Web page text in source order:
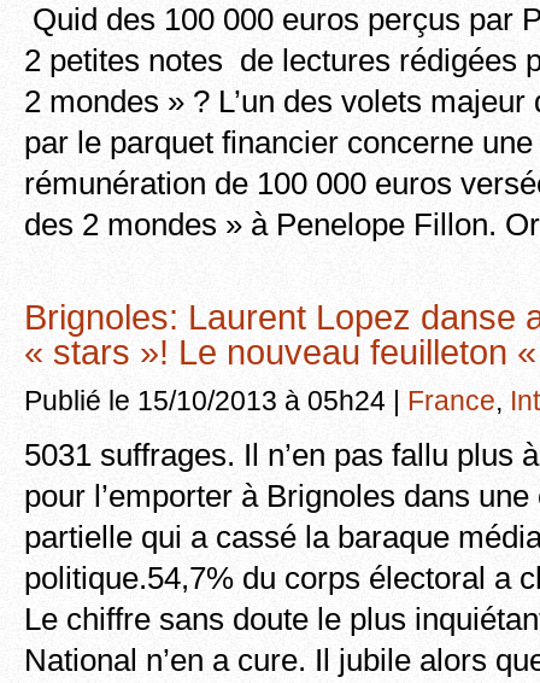
Quid des 100 000 euros perçus par
2 petites notes de lectures rédigées
2 mondes » ? L’un des volets majeur
par le parquet financier concerne
rémunération de 100 000 euros
des 2 mondes » à Penelope Fillon.
Brignoles: Laurent Lopez danse
« stars »! Le nouveau feuilleton
Publié le 15/10/2013 à 05h24 | France,
5031 suffrages. Il n’en pas fallu plus
pour l’emporter à Brignoles dans
partielle qui a cassé la baraque
politique.54,7% du corps électoral a
Le chiffre sans doute le plus
National n’en a cure. Il jubile alors